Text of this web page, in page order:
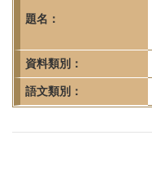
究
所-
首
頁
題名：
資料類別：
語文類別：